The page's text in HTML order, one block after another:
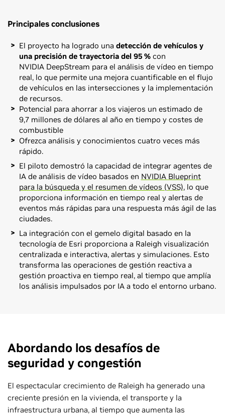
Principales conclusiones
El proyecto ha logrado una detección de vehículos y
una precisión de trayectoria del 95 %con
NVIDIA DeepStream para el análisis de vídeo en tiempo
real, lo que permite una mejora cuantificable en el flujo
de vehículos en las intersecciones y la implementación
de recursos.
Potencial para ahorrar a los viajeros un estimado de
9,7 millones de dólares al año en tiempo y costes de
combustible
Ofrezca análisis y conocimientos cuatro veces más
rápido.
El piloto demostró la capacidad de integrar agentes de
IA de análisis de vídeo basados en NVIDIA Blueprint
para la búsqueda y el resumen de vídeos (VSS), lo que
proporciona información en tiempo real y alertas de
eventos más rápidas para una respuesta más ágil de las
ciudades.
La integración con el gemelo digital basado en la
tecnología de Esri proporciona a Raleigh visualización
centralizada e interactiva, alertas y simulaciones. Esto
transforma las operaciones de gestión reactiva a
gestión proactiva en tiempo real, al tiempo que amplía
los análisis impulsados por IA a todo el entorno urbano.
Abordando los desafíos de
seguridad y congestión
El espectacular crecimiento de Raleigh ha generado una
creciente presión en la vivienda, el transporte y la
infraestructura urbana, al tiempo que aumenta las